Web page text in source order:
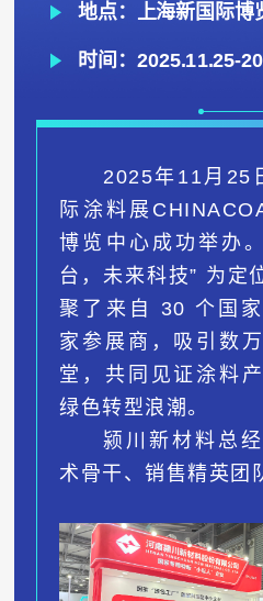
地点：上海新国际博
时间：2025.11.25-
2025年11月25
际涂料展
博览中心成功举办。
台，未来科技” 为定
聚了来自 30 个国
家参展商，吸引数
堂，共同见证涂料
绿色转型浪潮。
颍川新材料总
术骨干、销售精英团